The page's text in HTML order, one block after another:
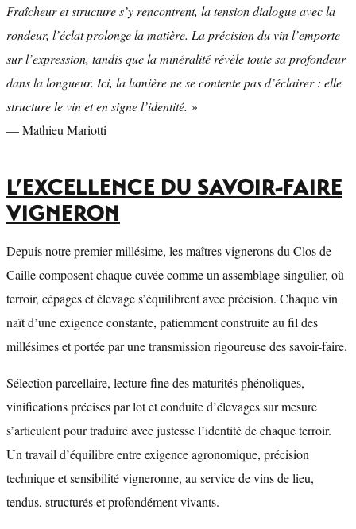
Fraîcheur et structure s’y rencontrent, la tension dialogue avec la
rondeur, l’éclat prolonge la matière. La précision du vin l’emporte
sur l’expression, tandis que la minéralité révèle toute sa profondeur
dans la longueur. Ici, la lumière ne se contente pas d’éclairer : elle
structure le vin et en signe l’identité. »
— Mathieu Mariotti
L’EXCELLENCE DU SAVOIR-FAIRE
VIGNERON
Depuis notre premier millésime, les maîtres vignerons du Clos de
Caille composent chaque cuvée comme un assemblage singulier, où
terroir, cépages et élevage s’équilibrent avec précision. Chaque vin
naît d’une exigence constante, patiemment construite au fil des
millésimes et portée par une transmission rigoureuse des savoir-faire.
Sélection parcellaire, lecture fine des maturités phénoliques,
vinifications précises par lot et conduite d’élevages sur mesure
s’articulent pour traduire avec justesse l’identité de chaque terroir.
Un travail d’équilibre entre exigence agronomique, précision
technique et sensibilité vigneronne, au service de vins de lieu,
tendus, structurés et profondément vivants.